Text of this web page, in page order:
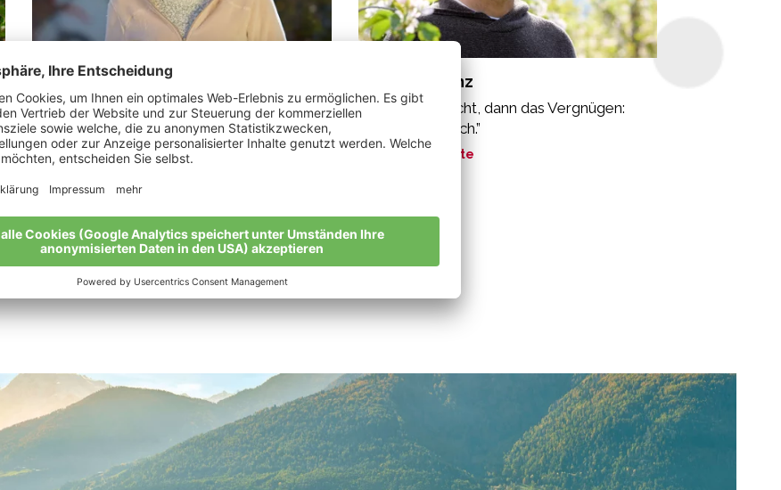
Rechenmacher Andrea Maria
“Bio ist eine lebenswerte Zukunft.”
Meine Geschichte
Puintner Franz
“Zuerst die Pflicht, dann das Vergnügen:
streng biologisch.”
Meine Geschichte
Alle Bio-Bauern im Überblick